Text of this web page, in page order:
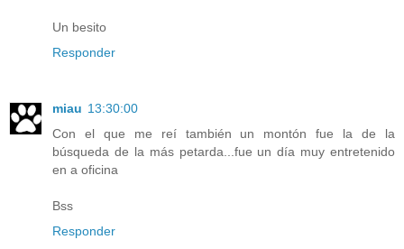
Un besito
Responder
miau 13:30:00
Con el que me reí también un montón fue la de la
búsqueda de la más petarda...fue un día muy entretenido
en a oficina
Bss
Responder